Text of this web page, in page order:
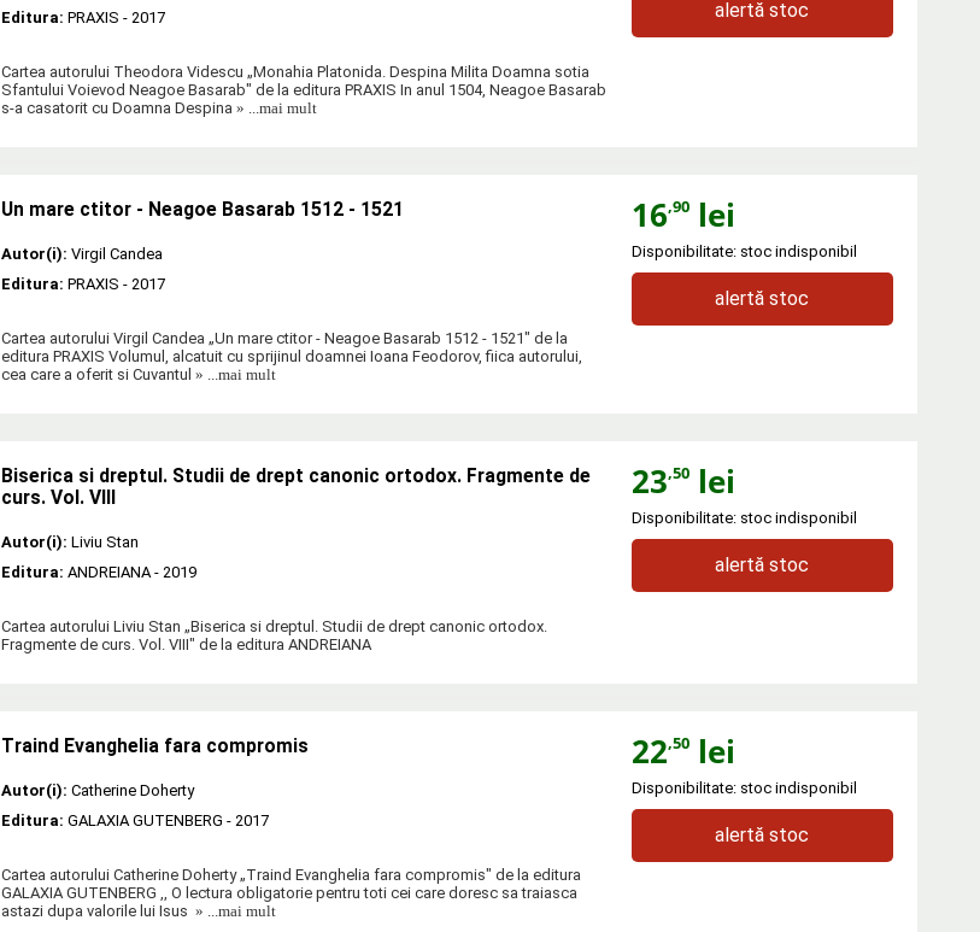
Editura: PRAXIS - 2017
Cartea autorului Theodora Videscu „Monahia Platonida. Despina Milita Doamna sotia
Sfantului Voievod Neagoe Basarab" de la editura PRAXIS In anul 1504, Neagoe Basarab
s-a casatorit cu Doamna Despina » ...mai mult
alertă stoc
Un mare ctitor - Neagoe Basarab 1512 - 1521
Autor(i): Virgil Candea
Editura: PRAXIS - 2017
Cartea autorului Virgil Candea „Un mare ctitor - Neagoe Basarab 1512 - 1521" de la
editura PRAXIS Volumul, alcatuit cu sprijinul doamnei Ioana Feodorov, fiica autorului,
cea care a oferit si Cuvantul » ...mai mult
16,90lei
Disponibilitate: stoc indisponibil
alertă stoc
Biserica si dreptul. Studii de drept canonic ortodox. Fragmente de
curs. Vol. VIII
Autor(i): Liviu Stan
Editura: ANDREIANA - 2019
Cartea autorului Liviu Stan „Biserica si dreptul. Studii de drept canonic ortodox.
Fragmente de curs. Vol. VIII" de la editura ANDREIANA
23,50lei
Disponibilitate: stoc indisponibil
alertă stoc
Traind Evanghelia fara compromis
Autor(i): Catherine Doherty
Editura: GALAXIA GUTENBERG - 2017
Cartea autorului Catherine Doherty „Traind Evanghelia fara compromis" de la editura
GALAXIA GUTENBERG ,, O lectura obligatorie pentru toti cei care doresc sa traiasca
astazi dupa valorile lui Isus » ...mai mult
22,50lei
Disponibilitate: stoc indisponibil
alertă stoc